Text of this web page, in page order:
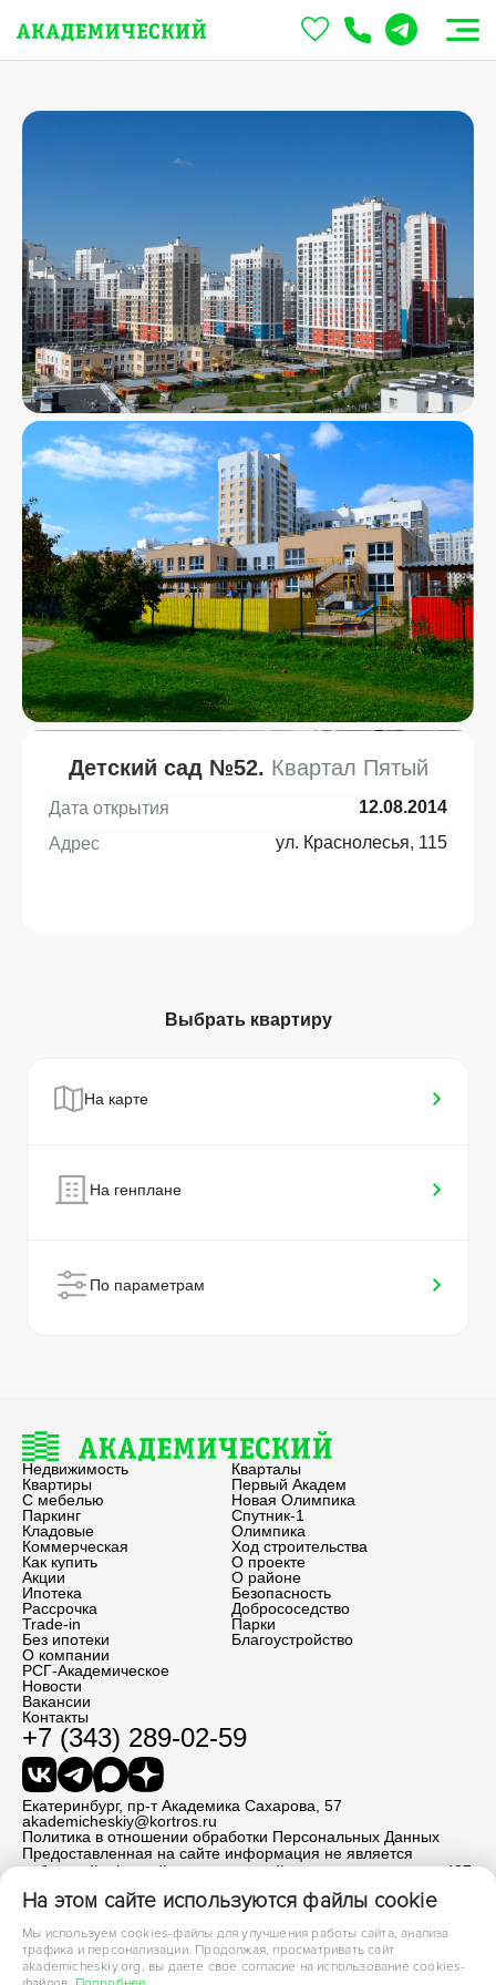
На этом сайте используются файлы cookie
Мы используем cookies-файлы для улучшения работы сайта, анализа
трафика и персонализации. Продолжая, просматривать сайт
akademicheskiy.org, вы даете свое согласие на использование cookies-
Детский сад №52. Квартал Пятый
Дата открытия
12.08.2014
Адрес
ул. Краснолесья, 115
Выбрать квартиру
На карте
На генплане
По параметрам
Недвижимость
Квартиры
С мебелью
Паркинг
Кладовые
Коммерческая
Кварталы
Первый Академ
Новая Олимпика
Спутник-1
Олимпика
Ход строительства
Как купить
Акции
Ипотека
Рассрочка
Trade-in
Без ипотеки
О проекте
О районе
Безопасность
Добрососедство
Парки
Благоустройство
О компании
РСГ-Академическое
Новости
Вакансии
Контакты
+7 (343) 289-02-59
Екатеринбург, пр-т Академика Сахарова, 57
akademicheskiy@kortros.ru
Политика в отношении обработки Персональных Данных
Предоставленная на сайте информация не является
публичной офертой, определяемой положениями статьи 437
ГК РФ. Все размещенные материалы носят
информационный характер.